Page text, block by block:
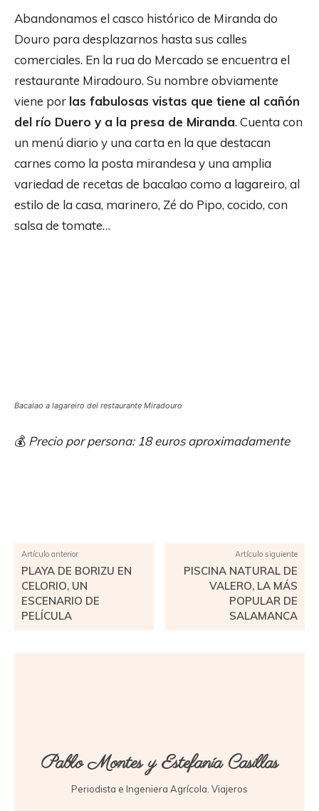
Abandonamos el casco histórico de Miranda do
Douro para desplazarnos hasta sus calles
comerciales. En la rua do Mercado se encuentra el
restaurante Miradouro. Su nombre obviamente
viene por las fabulosas vistas que tiene al cañón
del río Duero y a la presa de Miranda. Cuenta con
un menú diario y una carta en la que destacan
carnes como la posta mirandesa y una amplia
variedad de recetas de bacalao como a lagareiro, al
estilo de la casa, marinero, Zé do Pipo, cocido, con
salsa de tomate…
Bacalao a lagareiro del restaurante Miradouro
💰 Precio por persona: 18 euros aproximadamente
Artículo anterior
PLAYA DE BORIZU EN
CELORIO, UN
ESCENARIO DE
PELÍCULA
Artículo siguiente
PISCINA NATURAL DE
VALERO, LA MÁS
POPULAR DE
SALAMANCA
Pablo Montes y Estefanía Casillas
Periodista e Ingeniera Agrícola. Viajeros